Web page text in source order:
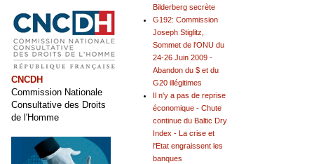
Bilderberg secrète
G192: Commission
Joseph Stiglitz,
Sommet de l'ONU du
24-26 Juin 2009 -
Abandon du $ et du
G20 illégitimes
Il n'y a pas de reprise
économique - Chute
continue du Baltic Dry
Index - La crise et
l'Etat engraissent les
banques
CNCDH
Commission Nationale
Consultative des Droits
de l'Homme